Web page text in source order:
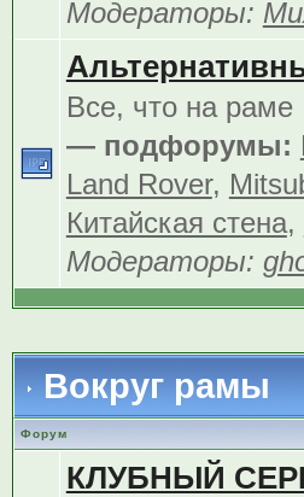
Модераторы:
Все, что на раме
— подфорумы:
Land Rover,
Китайская стена,
Модераторы:
Вокруг рамы
Форум
КЛУБНЫЙ